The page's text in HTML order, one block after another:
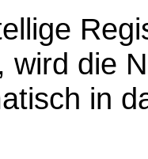
wird die
in